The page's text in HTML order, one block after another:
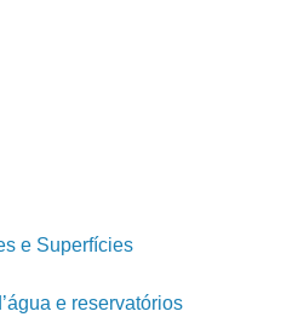
e Superfícies
e reservatórios